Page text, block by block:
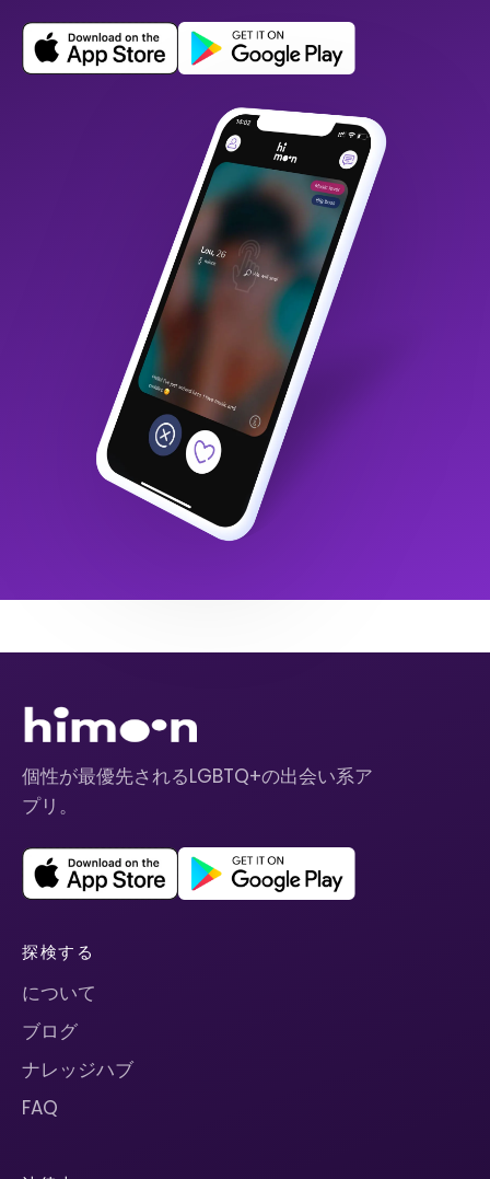
個性が最優先されるLGBTQ+の出会い系ア
プリ。
探検する
について
ブログ
ナレッジハブ
FAQ